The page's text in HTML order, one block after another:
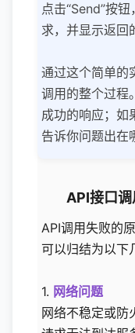
点击“Send”按
求，并显示返回
通过这个简单的
调用的整个过程
成功的响应；如
告诉你问题出在
API接口
API调用失败的
可以归结为以下
1. 网络问题
网络不稳定或防